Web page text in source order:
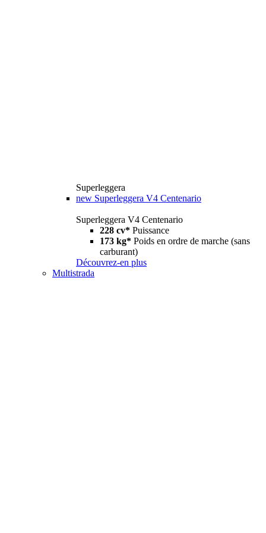
Superleggera
new Superleggera V4 Centenario
Superleggera V4 Centenario
228 cv* Puissance
173 kg* Poids en ordre de marche (sans
carburant)
Découvrez-en plus
Multistrada